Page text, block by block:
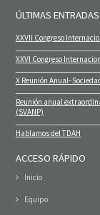
ÚLTIMAS
XXVII Congreso
XXVI Congreso
X Reunión Anual-
Reunión anual
(SVANP)
Hablamos del TDAH
ACCESO RÁPIDO
Inicio
Equipo